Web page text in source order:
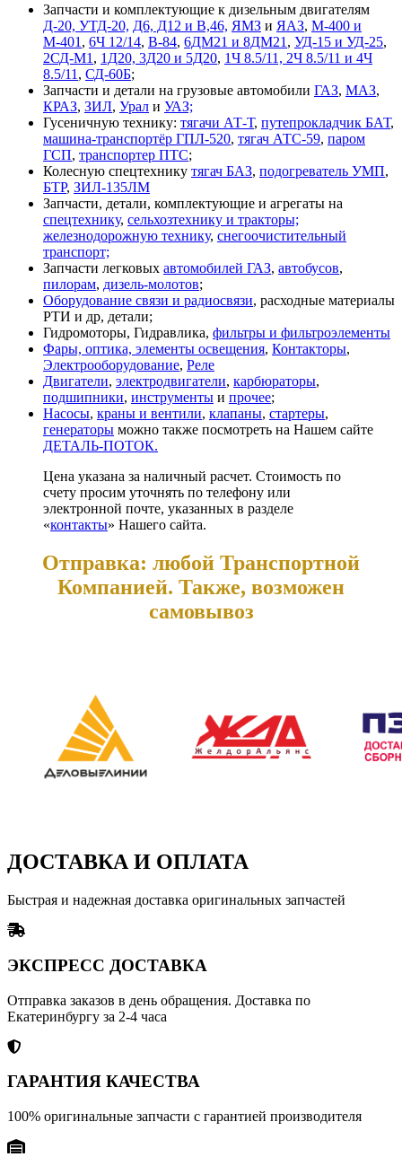
Запчасти и комплектующие к дизельным двигателям
Д-20, УТД-20, Д6, Д12 и В,46, ЯМЗ и ЯАЗ, М-400 и
М-401 , 6Ч 12/14, В-84, 6ДМ21 и 8ДМ21 , УД-15 и УД-25,
2СД-М1 , 1Д20, 3Д20 и 5Д20, 1Ч 8.5/11, 2Ч 8.5/11 и 4Ч
8.5/11 , СД-60Б;
Запчасти и детали на грузовые автомобили ГАЗ, МАЗ,
КРАЗ, ЗИЛ, Урал и УАЗ;
Гусеничную технику: тягачи АТ-Т, путепрокладчик БАТ,
машина-транспортёр ГПЛ-520, тягач АТС-59, паром
ГСП, транспортер ПТС;
Колесную спецтехнику тягач БАЗ, подогреватель УМП,
БТР, ЗИЛ-135ЛМ
Запчасти, детали, комплектующие и агрегаты на
спецтехнику, сельхозтехнику и тракторы;
железнодорожную технику, снегоочистительный
транспорт;
Запчасти легковых автомобилей ГАЗ, автобусов,
пилорам, дизель-молотов;
Оборудование связи и радиосвязи, расходные материалы
РТИ и др, детали;
Гидромоторы, Гидравлика, фильтры и фильтроэлементы
Фары, оптика, элементы освещения, Контакторы,
Электрооборудование, Реле
Двигатели, электродвигатели, карбюраторы,
подшипники, инструменты и прочее;
Насосы, краны и вентили, клапаны, стартеры,
генераторы можно также посмотреть на Нашем сайте
ДЕТАЛЬ-ПОТОК.
Цена указана за наличный расчет. Стоимость по
счету просим уточнять по телефону или
электронной почте, указанных в разделе
«контакты» Нашего сайта.
Отправка: любой Транспортной
Компанией. Также, возможен
самовывоз
ДОСТАВКА И ОПЛАТА
Быстрая и надежная доставка оригинальных запчастей
ЭКСПРЕСС ДОСТАВКА
Отправка заказов в день обращения. Доставка по
Екатеринбургу за 2-4 часа
ГАРАНТИЯ КАЧЕСТВА
100% оригинальные запчасти с гарантией производителя